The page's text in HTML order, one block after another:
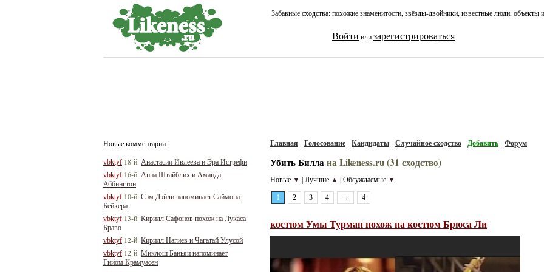
Забавные сходства: похожие знаменитости, звёзды-двойники, известные люди, объекты
Войти или зарегистрироваться
Новые комментарии:
vbktyf 18-й Анастасия Ивлеева и Эра Истрефи
vbktyf 16-й Анна Штайблих и Аманда
Аббингтон
vbktyf 10-й Сэм Дэйли напоминает Саймона
Бейкера
vbktyf 13-й Кирилл Сафонов похож на Лукаса
Браво
vbktyf 12-й Кирилл Нагиев и Чагатай Улусой
vbktyf 12-й Миклош Баньяи напоминает
Гийом Крамуасен
Главная Голосование Кандидаты Случайное сходство Добавить Форум
Убить Биллана Likeness.ru (31 сходство)
Новые ▼ Лучшие ▲ Обсуждаемые ▼
1 2 3 4 → 4
костюм Умы Турман похож на костюм Брюса Ли